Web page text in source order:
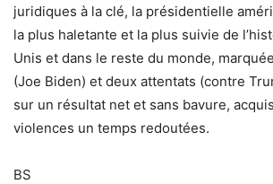
juridiques à la clé, la présidentielle
la plus haletante et la plus suivie de
Unis et dans le reste du monde,
(Joe Biden) et deux attentats (contre
sur un résultat net et sans bavure,
violences un temps redoutées.
BS